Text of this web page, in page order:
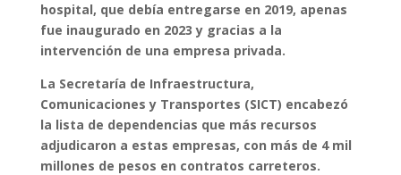
hospital, que debía entregarse en 2019, apenas
fue inaugurado en 2023 y gracias a la
intervención de una empresa privada.
La Secretaría de Infraestructura,
Comunicaciones y Transportes (SICT) encabezó
la lista de dependencias que más recursos
adjudicaron a estas empresas, con más de 4 mil
millones de pesos en contratos carreteros.